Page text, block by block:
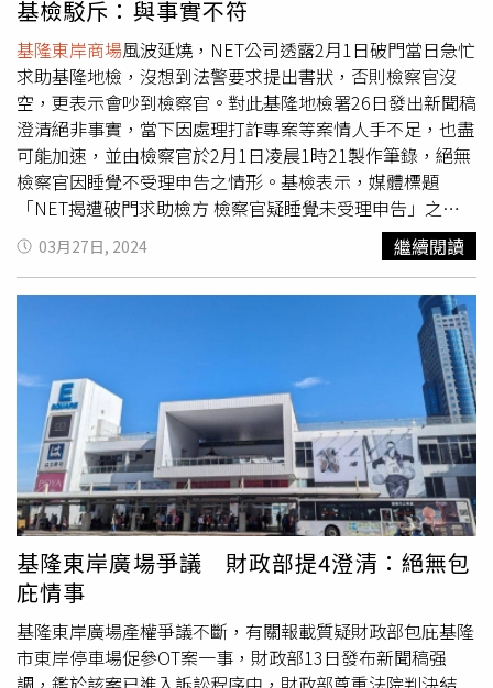
隨之終止，以及把納入契約範圍的2至4樓空間移轉基市府等
條款。審判長表示，大日對於東岸商場2至4樓建物並無權
利，NET僅以大日對市府的口頭承諾而提告侵權，讓他「百
思不得其解」，不明白NET為什麼那麼急。審判長說，若訴
訟繼續進行，「今天我就可以結案」，並建議NET與市府的
案子先好好打，打完後本案再審。最後審判長當庭與雙方律
師討論後，裁定停止訴訟。
基檢駁斥：與事實不符
基隆東岸商場風波延燒，NET公司透露2月1日破門當日急忙
求助基隆地檢，沒想到法警要求提出書狀，否則檢察官沒
空，更表示會吵到檢察官。對此基隆地檢署26日發出新聞稿
澄清絕非事實，當下因處理打詐專案等案情人手不足，也盡
可能加速，並由檢察官於2月1日凌晨1時21製作筆錄，絕無
檢察官因睡覺不受理申告之情形。基檢表示，媒體標題
「NET揭遭破門求助檢方 檢察官疑睡覺未受理申告」之報
導，內容提及主富服裝公司（NET）對於本署諸多指控，與
事實不符。基檢指出，今年2月1日凌晨零時30分許，NET
公司2名男性員工，至本署大門申按鈴申告，當時值勤檢察
官正在處理另起詐欺案件，並著手對涉案被告聲請羈押，數
名法警亦在處理人犯戒護、偵查庭站庭維安等勤務，法警於
聽聞申告鈴聲，確認有民眾按鈴後，旋調整手邊勤務，於數
分鐘內由涂姓法警趕至大門口申告鈴設置處查看，瞭解民眾
訴求。基檢說，涂姓法警先詢問到場之NET公司員工欲告何
事，初步釐清所欲提告為民事或刑事，是要書狀提告或口頭
申告，並告知若有警力即時到場之需求，亦可至附近之東光
派出所報案尋求警力協助。NET公司員工表示須要確認後才
能回覆，涂姓法警遂留下可供直接聯繫之公務電話，表示若
決定申告後可直接撥打公務電話聯繫法警較為便利，可以無
庸再按申告鈴。約10分鐘後，NET公司員工再次按鈴申告，
本署涂姓法警及江姓法警即前往瞭解，經NET公司員工確認
欲提告刑事案件、委任律師亦將前來後，江姓法警即在現場
等候NET公司委任律師到場，而律師於凌晨1時13分許到
03月27日, 2024 繼續閱讀
基隆東岸廣場爭議 財政部提4澄清：絕無包
庇情事
基隆東岸廣場產權爭議不斷，有關報載質疑財政部包庇基隆
市東岸停車場促參OT案一事，財政部13日發布新聞稿强